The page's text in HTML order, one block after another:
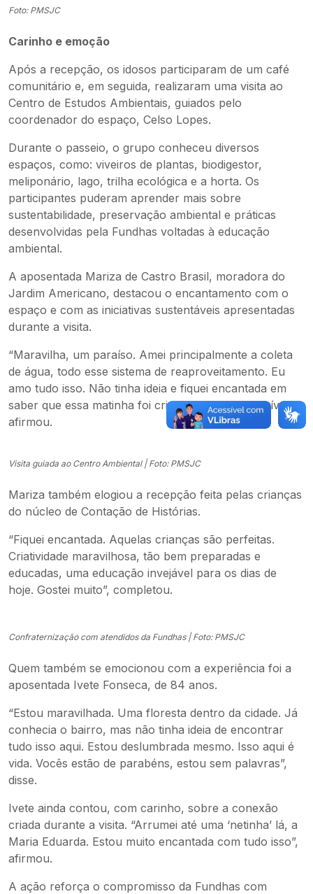
Foto: PMSJC
Carinho e emoção
Após a recepção, os idosos participaram de um café
comunitário e, em seguida, realizaram uma visita ao
Centro de Estudos Ambientais, guiados pelo
coordenador do espaço, Celso Lopes.
Durante o passeio, o grupo conheceu diversos
espaços, como: viveiros de plantas, biodigestor,
meliponário, lago, trilha ecológica e a horta. Os
participantes puderam aprender mais sobre
sustentabilidade, preservação ambiental e práticas
desenvolvidas pela Fundhas voltadas à educação
ambiental.
A aposentada Mariza de Castro Brasil, moradora do
Jardim Americano, destacou o encantamento com o
espaço e com as iniciativas sustentáveis apresentadas
durante a visita.
“Maravilha, um paraíso. Amei principalmente a coleta
de água, todo esse sistema de reaproveitamento. Eu
amo tudo isso. Não tinha ideia e fiquei encantada em
saber que essa matinha foi criada aqui, achei incrível”,
afirmou.
Visita guiada ao Centro Ambiental | Foto: PMSJC
Mariza também elogiou a recepção feita pelas crianças
do núcleo de Contação de Histórias.
“Fiquei encantada. Aquelas crianças são perfeitas.
Criatividade maravilhosa, tão bem preparadas e
educadas, uma educação invejável para os dias de
hoje. Gostei muito”, completou.
Confraternização com atendidos da Fundhas | Foto: PMSJC
Quem também se emocionou com a experiência foi a
aposentada Ivete Fonseca, de 84 anos.
“Estou maravilhada. Uma floresta dentro da cidade. Já
conhecia o bairro, mas não tinha ideia de encontrar
tudo isso aqui. Estou deslumbrada mesmo. Isso aqui é
vida. Vocês estão de parabéns, estou sem palavras”,
disse.
Ivete ainda contou, com carinho, sobre a conexão
criada durante a visita. “Arrumei até uma ‘netinha’ lá, a
Maria Eduarda. Estou muito encantada com tudo isso”,
afirmou.
A ação reforça o compromisso da Fundhas com